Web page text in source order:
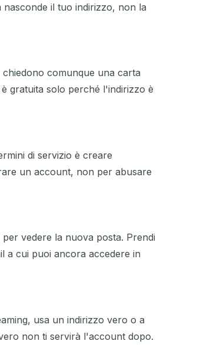
il tuo indirizzo, non la
comunque una carta
gratuita solo perché l'indirizzo è
di servizio è creare
un account, non per abusare
vedere la nuova posta. Prendi
a cui puoi ancora accedere in
usa un indirizzo vero o a
non ti servirà l'account dopo.